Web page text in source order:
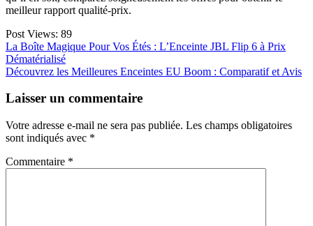
meilleur rapport qualité-prix.
Post Views: 89
Navigation
de
La Boîte Magique Pour Vos Étés : L’Enceinte JBL Flip 6 à Prix
Dématérialisé
Découvrez les Meilleures Enceintes EU Boom : Comparatif et Avis
Laisser un commentaire
Votre adresse e-mail ne sera pas publiée. Les champs obligatoires
sont indiqués avec *
Commentaire *